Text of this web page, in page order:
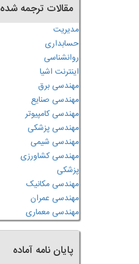
مقالات ترجمه شده
مدیریت
حسابداری
روانشناسی
اینترنت اشیا
مهندسی برق
مهندسی صنایع
مهندسی کامپیوتر
مهندسی پزشکی
مهندسی شیمی
مهندسی کشاورزی
پزشکی
مهندسی مکانیک
مهندسی عمران
مهندسی معماری
پایان نامه آماده